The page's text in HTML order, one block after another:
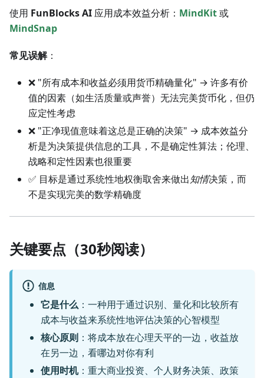
使用 FunBlocks AI 应用成本效益分析： MindKit或
MindSnap
常见误解：
❌ "所有成本和收益必须用货币精确量化" → 许多有价
值的因素（如生活质量或声誉）无法完美货币化，但仍
应定性考虑
❌ "正净现值意味着这总是正确的决策" → 成本效益分
析是为决策提供信息的工具，不是确定性算法；伦理、
战略和定性因素也很重要
✅ 目标是通过系统性地权衡取舍来做出知情决策，而
不是实现完美的数学精确度
关键要点（30秒阅读）
信息
它是什么 ：一种用于通过识别、量化和比较所有
成本与收益来系统性地评估决策的心智模型
核心原则 ：将成本放在心理天平的一边，收益放
在另一边，看哪边对你有利
使用时机：重大商业投资、个人财务决策、政策